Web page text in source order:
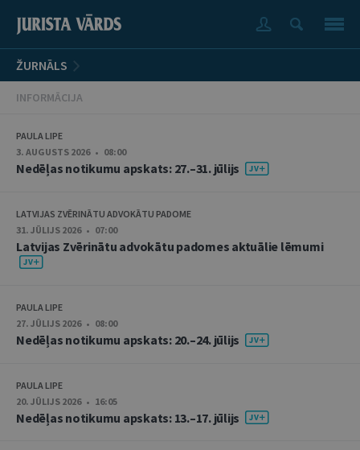
ŽURNĀLS
INFORMĀCIJA
PAULA LIPE
3. AUGUSTS 2026 • 08:00
Nedēļas notikumu apskats: 27.–31. jūlijs
LATVIJAS ZVĒRINĀTU ADVOKĀTU PADOME
31. JŪLIJS 2026 • 07:00
Latvijas Zvērinātu advokātu padomes aktuālie lēmumi
PAULA LIPE
27. JŪLIJS 2026 • 08:00
Nedēļas notikumu apskats: 20.–24. jūlijs
PAULA LIPE
20. JŪLIJS 2026 • 16:05
Nedēļas notikumu apskats: 13.–17. jūlijs